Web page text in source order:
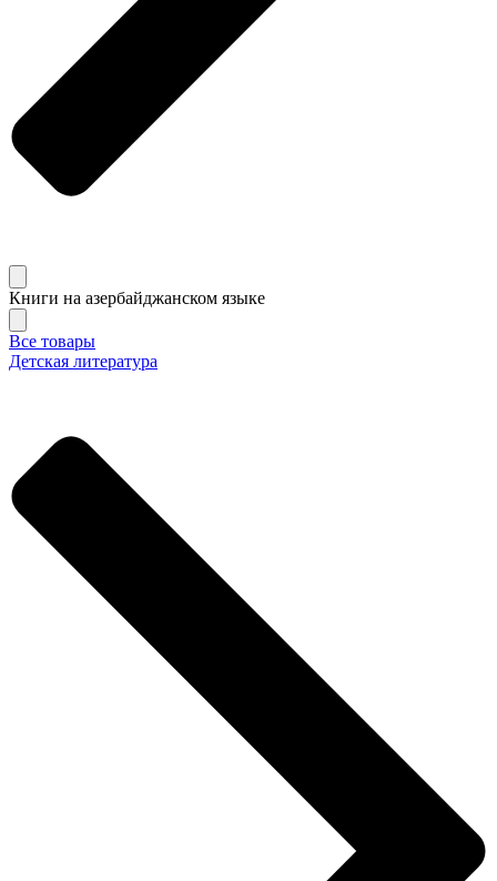
Книги на азербайджанском языке
Все товары
Детская литература